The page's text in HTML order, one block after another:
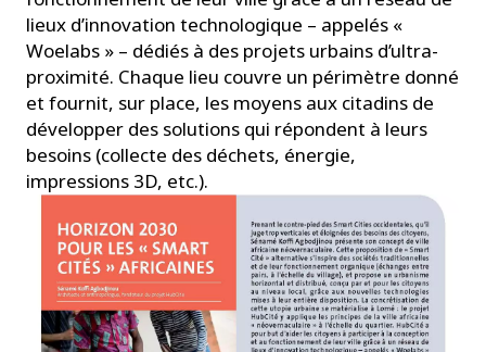
lieux d’innovation technologique – appelés «
Woelabs » – dédiés à des projets urbains d’ultra-
proximité. Chaque lieu couvre un périmètre donné
et fournit, sur place, les moyens aux citadins de
développer des solutions qui répondent à leurs
besoins (collecte des déchets, énergie,
impressions 3D, etc.).